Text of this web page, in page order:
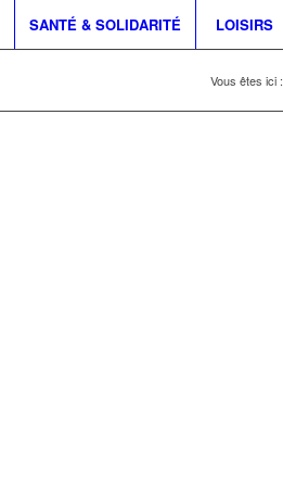
SANTÉ & SOLIDARITÉ LOISIRS
Vous êtes ici :